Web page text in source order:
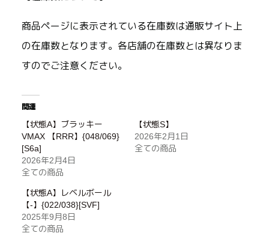
商品ページに表示されている在庫数は通販サイト上
の在庫数となります。各店舗の在庫数とは異なりま
すのでご注意ください。
関連
【状態A】ブラッキー
VMAX 【RRR】{048/069}
[S6a]
2026年2月4日
全ての商品
【状態S】
2026年2月1日
全ての商品
【状態A】レベルボール
【-】{022/038}[SVF]
2025年9月8日
全ての商品